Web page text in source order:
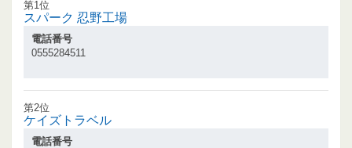
第1位
スパーク 忍野工場
電話番号
0555284511
第2位
ケイズトラベル
電話番号